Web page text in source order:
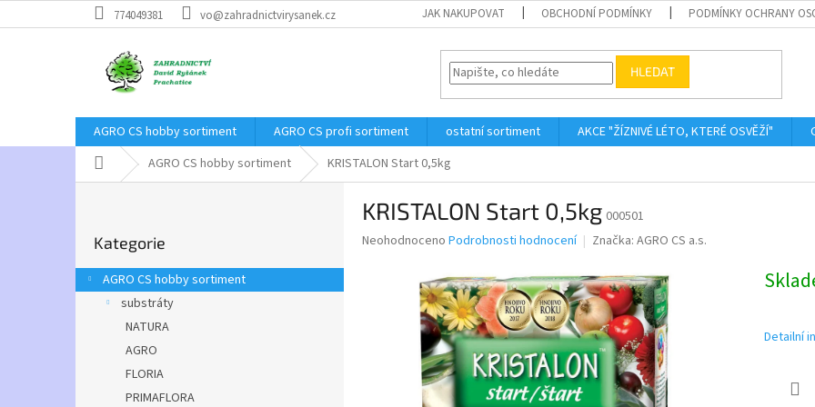
na
774049381 vo@zahradnictvirysanek.cz JAK NAKUPOVAT OBCHODNÍ PODMÍNKY PODMÍNKY OCHRANY
HLEDAT
AGRO CS hobby sortiment AGRO CS profi sortiment ostatní sortiment AKCE "ŽÍZNIVÉ LÉTO, KTERÉ OSVĚŽÍ"
Domů AGRO CS hobby sortiment KRISTALON Start 0,5kg
r
a
kategorie
Kategorie
AGRO CS hobby sortiment
substráty
NATURA
AGRO
FLORIA
PRIMAFLORA
KRISTALON Start 0,5kg 000501
Průměrné
Neohodnoceno Podrobnosti hodnocení Značka: AGRO CS a.s.
Detailní